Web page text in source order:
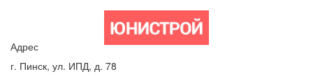
Адрес
г. Пинск, ул. ИПД, д. 78